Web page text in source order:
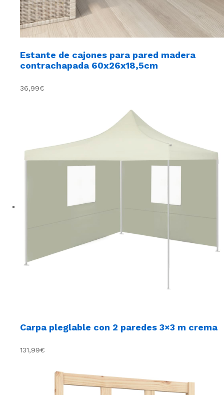
Estante de cajones para pared madera
contrachapada 60x26x18,5cm
36,99€
Carpa pleglable con 2 paredes 3×3 m crema
131,99€